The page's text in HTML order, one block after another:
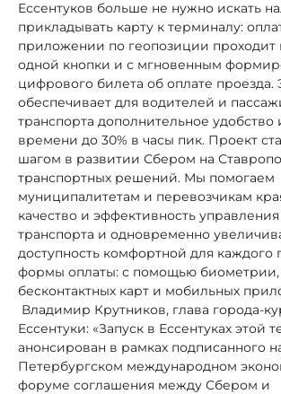
Ессентуков больше не нужно искать
прикладывать карту к терминалу:
приложении по геопозиции проходит
одной кнопки и с мгновенным
цифрового билета об оплате проезда.
обеспечивает для водителей и
транспорта дополнительное
времени до 30% в часы пик. Проект
шагом в развитии Сбером на
транспортных решений. Мы помогаем
муниципалитетам и перевозчикам
качество и эффективность
транспорта и одновременно
доступность комфортной для каждого
формы оплаты: с помощью биометрии,
бесконтактных карт и мобильных
Владимир Крутников, глава города-
Ессентуки: «Запуск в Ессентуках этой
анонсирован в рамках подписанного
Петербургском международном
форуме соглашения между Сбером и